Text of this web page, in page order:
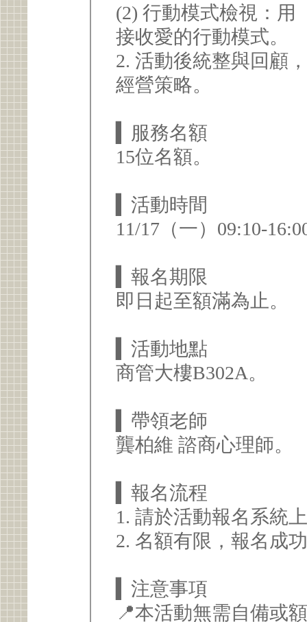
(2) 行動模式檢視：用
接收愛的行動模式。
2. 活動後統整與回顧
經營策略。
▍服務名額
15位名額。
▍活動時間
11/17（一）09:10-
▍報名期限
即日起至額滿為止。
▍活動地點
商管大樓B302A。
▍帶領老師
龔柏維 諮商心理師。
▍報名流程
1. 請於活動報名系統
2. 名額有限，報名成
▍注意事項
📍本活動無需自備或